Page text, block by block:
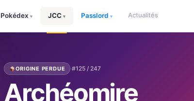
Pokédex ▾ JCC ▾ Passlord ▾ Actualités
ORIGINE PERDUE ·#125 / 247
Archéomire